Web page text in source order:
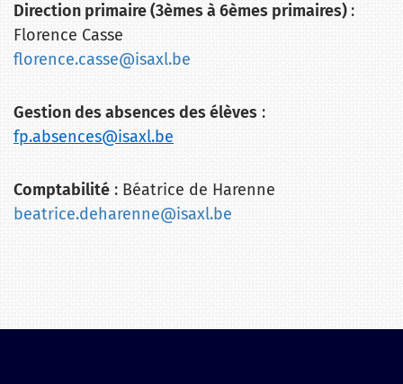
Direction primaire (3èmes à 6èmes primaires):
Florence Casse
florence.casse@isaxl.be
Gestion des absences des élèves :
fp.absences@isaxl.be
Comptabilité : Béatrice de Harenne
beatrice.deharenne@isaxl.be